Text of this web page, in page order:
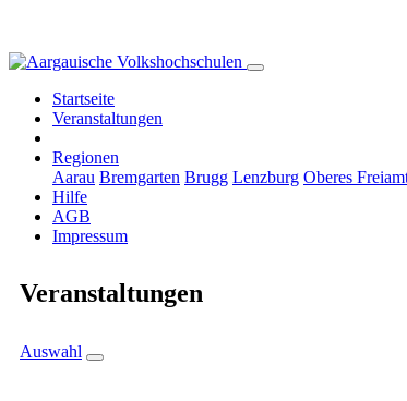
Startseite
Veranstaltungen
Regionen
Aarau Bremgarten Brugg Lenzburg Oberes
Hilfe
AGB
Impressum
Veranstaltungen
Auswahl